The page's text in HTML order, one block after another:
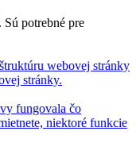
potrebné pre
webovej stránky
stránky.
fungovala čo
niektoré funkcie